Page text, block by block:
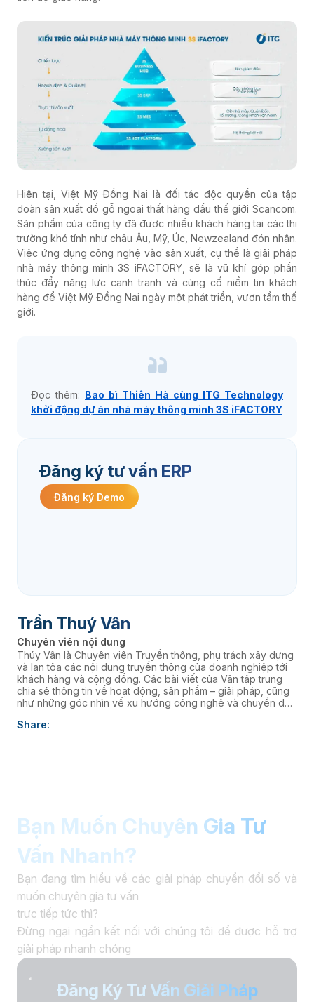
Hiện tại, Việt Mỹ Đồng Nai là đối tác độc quyền của tập
đoàn sản xuất đồ gỗ ngoại thất hàng đầu thế giới Scancom.
Sản phẩm của công ty đã được nhiều khách hàng tại các thị
trường khó tính như châu Âu, Mỹ, Úc, Newzealand đón nhận.
Việc ứng dụng công nghệ vào sản xuất, cụ thể là giải pháp
nhà máy thông minh 3S iFACTORY, sẽ là vũ khí góp phần
thúc đẩy năng lực cạnh tranh và củng cố niềm tin khách
hàng để Việt Mỹ Đồng Nai ngày một phát triển, vươn tầm thế
giới.
Đọc thêm: Bao bì Thiên Hà cùng ITG Technology
khởi động dự án nhà máy thông minh 3S iFACTORY
Đăng ký tư vấn ERP
Đăng ký Demo
Trần Thuý Vân
Chuyên viên nội dung
Thúy Vân là Chuyên viên Truyền thông, phụ trách xây dựng
và lan tỏa các nội dung truyền thông của doanh nghiệp tới
khách hàng và cộng đồng. Các bài viết của Vân tập trung
chia sẻ thông tin về hoạt động, sản phẩm – giải pháp, cũng
như những góc nhìn về xu hướng công nghệ và chuyển đổi
doanh nghiệp với thị trường.
Share:
Bạn Muốn Chuyên Gia Tư
Vấn Nhanh?
Bạn đang tìm hiểu về các giải pháp chuyển đổi số và
muốn chuyên gia tư vấn
trực tiếp tức thì?
Đừng ngại ngần kết nối với chúng tôi để được hỗ trợ
giải pháp nhanh chóng
Đăng Ký Tư Vấn Giải Pháp